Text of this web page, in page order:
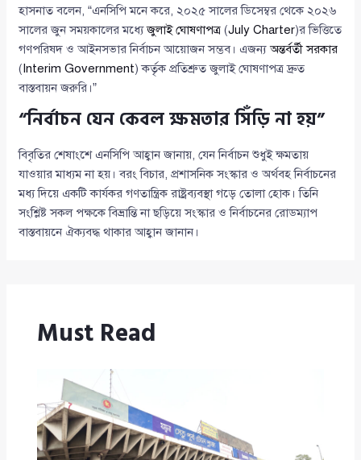
হাসনাত বলেন, “এনসিপি মনে করে, ২০২৫ সালের ডিসেম্বর থেকে ২০২৬
সালের জুন সময়কালের মধ্যেজুলাই ঘোষণাপত্র (July Charter)র ভিত্তিতে
গণপরিষদ ও আইনসভার নির্বাচন আয়োজন সম্ভব। এজন্যঅন্তর্বর্তী সরকার
(Interim Government) কর্তৃক প্রতিশ্রুত জুলাই ঘোষণাপত্র দ্রুত
বাস্তবায়ন জরুরি।”
“নির্বাচন যেন কেবল ক্ষমতার সিঁড়ি না হয়”
বিবৃতির শেষাংশে এনসিপি আহ্বান জানায়, যেন নির্বাচন শুধুই ক্ষমতায়
যাওয়ার মাধ্যম না হয়। বরং বিচার, প্রশাসনিক সংস্কার ও অর্থবহ নির্বাচনের
মধ্য দিয়ে একটি কার্যকর গণতান্ত্রিক রাষ্ট্রব্যবস্থা গড়ে তোলা হোক। তিনি
সংশ্লিষ্ট সকল পক্ষকে বিভ্রান্তি না ছড়িয়ে সংস্কার ও নির্বাচনের রোডম্যাপ
বাস্তবায়নে ঐক্যবদ্ধ থাকার আহ্বান জানান।
Must Read